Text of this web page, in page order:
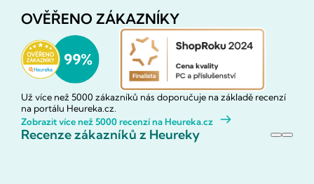
OVĚŘENO ZÁKAZNÍKY
Už více než 5000 zákazníků nás doporučuje na základě recenzí
na portálu Heureka.cz.
Zobrazit více než 5000 recenzí na Heureka.cz
Recenze zákazníků z Heureky